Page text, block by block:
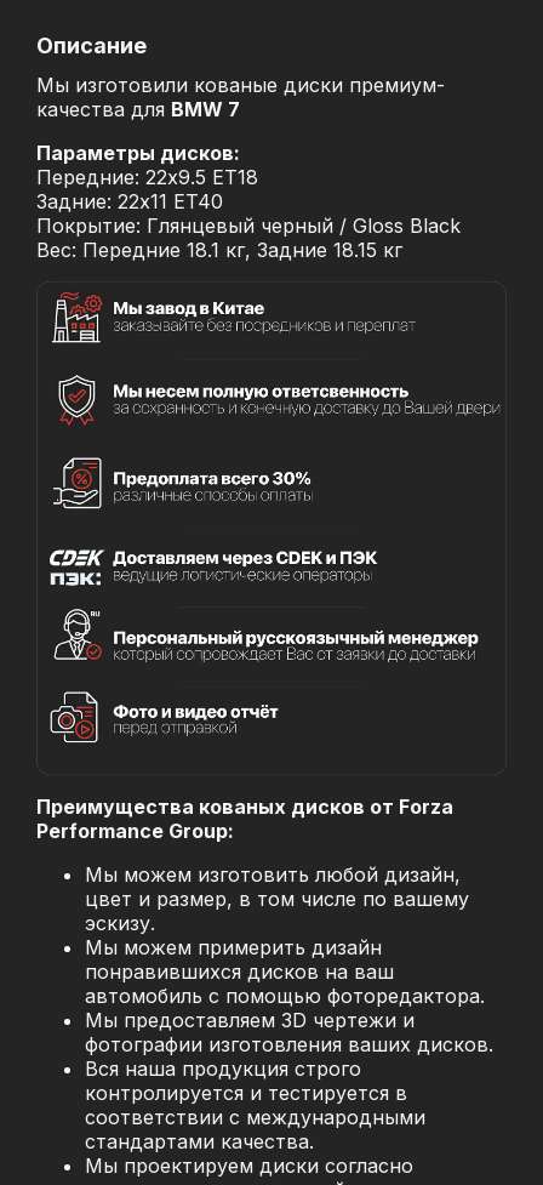
Описание
Мы изготовили кованые диски премиум-
качества для BMW 7
Параметры дисков:
Передние: 22x9.5 ET18
Задние: 22x11 ET40
Покрытие: Глянцевый черный / Gloss Black
Вес: Передние 18.1 кг, Задние 18.15 кг
Преимущества кованых дисков от Forza
Performance Group:
Мы можем изготовить любой дизайн,
цвет и размер, в том числе по вашему
эскизу.
Мы можем примерить дизайн
понравившихся дисков на ваш
автомобиль с помощью фоторедактора.
Мы предоставляем 3D чертежи и
фотографии изготовления ваших дисков.
Вся наша продукция строго
контролируется и тестируется в
соответствии с международными
стандартами качества.
Мы проектируем диски согласно